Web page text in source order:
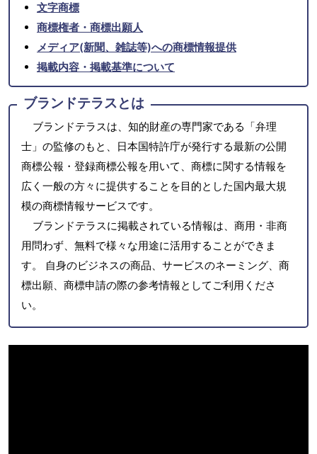
文字商標
商標権者・商標出願人
メディア(新聞、雑誌等)への商標情報提供
掲載内容・掲載基準について
ブランドテラスとは
ブランドテラスは、知的財産の専門家である「弁理
士」の監修のもと、日本国特許庁が発行する最新の公開
商標公報・登録商標公報を用いて、商標に関する情報を
広く一般の方々に提供することを目的とした国内最大規
模の商標情報サービスです。
ブランドテラスに掲載されている情報は、商用・非商
用問わず、無料で様々な用途に活用することができま
す。 自身のビジネスの商品、サービスのネーミング、商
標出願、商標申請の際の参考情報としてご利用くださ
い。